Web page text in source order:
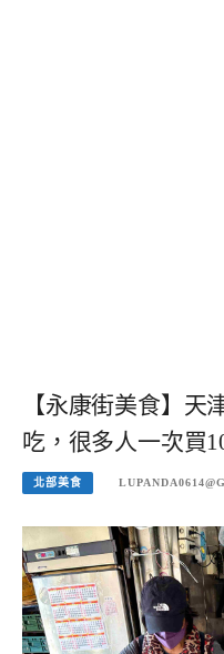
【永康街美食】天
吃，很多人一次買
北部美食